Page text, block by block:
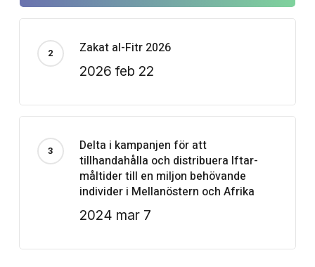
Zakat al-Fitr 2026
2026 feb 22
Delta i kampanjen för att
tillhandahålla och distribuera Iftar-
måltider till en miljon behövande
individer i Mellanöstern och Afrika
2024 mar 7